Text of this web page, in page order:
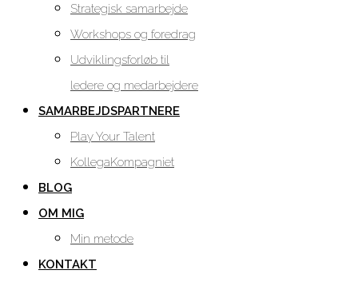
Strategisk samarbejde
Workshops og foredrag
Udviklingsforløb til
ledere og medarbejdere
SAMARBEJDSPARTNERE
Play Your Talent
KollegaKompagniet
BLOG
OM MIG
Min metode
KONTAKT